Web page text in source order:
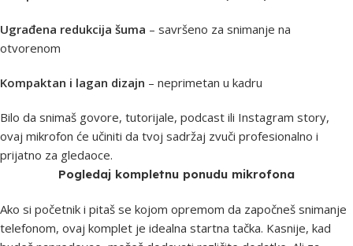
Ugrađena redukcija šuma – savršeno za snimanje na
otvorenom
Kompaktan i lagan dizajn – neprimetan u kadru
Bilo da snimaš govore, tutorijale, podcast ili Instagram story,
ovaj mikrofon će učiniti da tvoj sadržaj zvuči profesionalno i
prijatno za gledaoce.
Pogledaj kompletnu ponudu mikrofona
Ako si početnik i pitaš se kojom opremom da započneš snimanje
telefonom, ovaj komplet je idealna startna tačka. Kasnije, kad